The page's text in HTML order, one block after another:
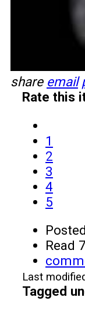
share email
Rate this
1
2
3
4
5
Posted
Read
Last
Tagged